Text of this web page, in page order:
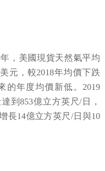
，美國現貨天然氣平均
元，較2018年均價下跌
的年度均價新低。2019
到853億立方英尺/日，
長14億立方英尺/日與10